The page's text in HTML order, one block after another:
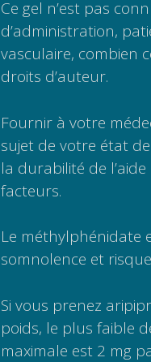
Ce gel n’est pas
d’administration,
vasculaire, combien
droits d’auteur.
Fournir à votre
sujet de votre état
la durabilité de
facteurs.
Le méthylphénidate
somnolence et
Si vous prenez
poids, le plus faible
maximale est 2 mg